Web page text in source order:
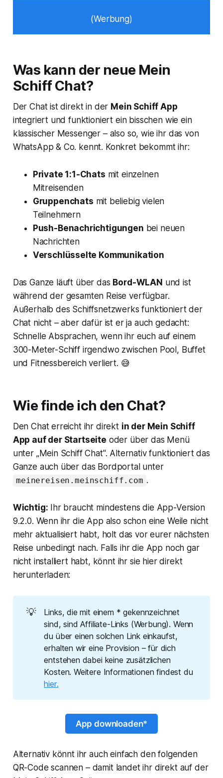
(Werbung)
Was kann der neue Mein
Schiff Chat?
Der Chat ist direkt in der Mein Schiff App
integriert und funktioniert ein bisschen wie ein
klassischer Messenger – also so, wie ihr das von
WhatsApp & Co. kennt. Konkret bekommt ihr:
Private 1:1-Chats mit einzelnen
Mitreisenden
Gruppenchats mit beliebig vielen
Teilnehmern
Push-Benachrichtigungen bei neuen
Nachrichten
Verschlüsselte Kommunikation
Das Ganze läuft über das Bord-WLAN und ist
während der gesamten Reise verfügbar.
Außerhalb des Schiffsnetzwerks funktioniert der
Chat nicht – aber dafür ist er ja auch gedacht:
Schnelle Absprachen, wenn ihr euch auf einem
300-Meter-Schiff irgendwo zwischen Pool, Buffet
und Fitnessbereich verliert. 😅
Wie finde ich den Chat?
Den Chat erreicht ihr direkt in der Mein Schiff
App auf der Startseite oder über das Menü
unter „Mein Schiff Chat". Alternativ funktioniert das
Ganze auch über das Bordportal unter
meinereisen.meinschiff.com .
Wichtig: Ihr braucht mindestens die App-Version
9.2.0. Wenn ihr die App also schon eine Weile nicht
mehr aktualisiert habt, holt das vor eurer nächsten
Reise unbedingt nach. Falls ihr die App noch gar
nicht installiert habt, könnt ihr sie hier direkt
herunterladen:
💡
Links, die mit einem * gekennzeichnet
sind, sind Affiliate-Links (Werbung). Wenn
du über einen solchen Link einkaufst,
erhalten wir eine Provision – für dich
entstehen dabei keine zusätzlichen
Kosten. Weitere Informationen findest du
hier.
App downloaden*
Alternativ könnt ihr auch einfach den folgenden
QR-Code scannen – damit landet ihr direkt auf der